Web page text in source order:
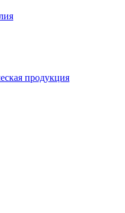
продукция